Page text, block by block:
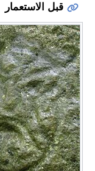
قبل الاستعمار